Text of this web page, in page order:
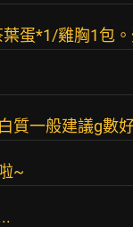
蛋*1/雞胸1包
質一般建議g數
~